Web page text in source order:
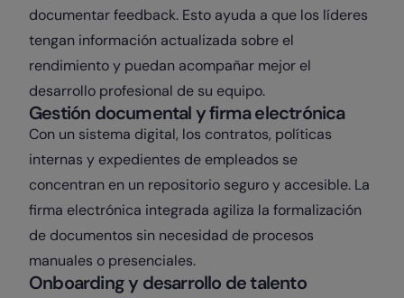
documentar feedback. Esto ayuda a que los líderes
tengan información actualizada sobre el
rendimiento y puedan acompañar mejor el
desarrollo profesional de su equipo.
Gestión documental y firma electrónica
Con un sistema digital, los contratos, políticas
internas y expedientes de empleados se
concentran en un repositorio seguro y accesible. La
firma electrónica integrada agiliza la formalización
de documentos sin necesidad de procesos
manuales o presenciales.
Onboarding y desarrollo de talento